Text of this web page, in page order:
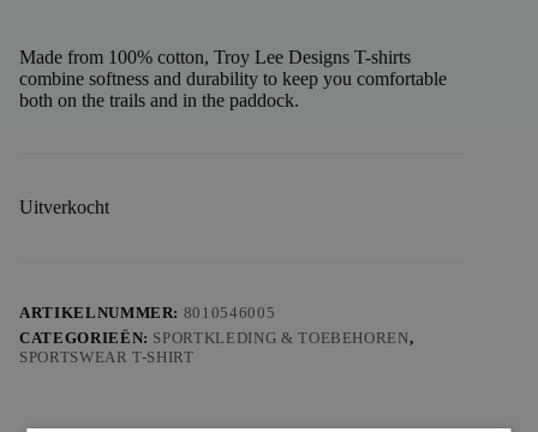
Made from 100% cotton, Troy Lee Designs T-shirts
combine softness and durability to keep you comfortable
both on the trails and in the paddock.
Uitverkocht
ARTIKELNUMMER: 8010546005
CATEGORIEËN: SPORTKLEDING & TOEBEHOREN,
SPORTSWEAR T-SHIRT